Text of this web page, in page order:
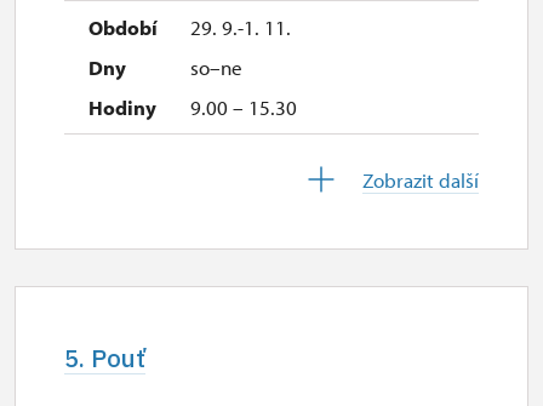
29. 9.-1. 11.
so–ne
9.00 – 15.30
29. 10.
Zobrazit další
5. Pouť